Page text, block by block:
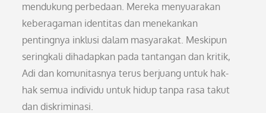
mendukung perbedaan. Mereka menyuarakan
keberagaman identitas dan menekankan
pentingnya inklusi dalam masyarakat. Meskipun
seringkali dihadapkan pada tantangan dan kritik,
Adi dan komunitasnya terus berjuang untuk hak-
hak semua individu untuk hidup tanpa rasa takut
dan diskriminasi.